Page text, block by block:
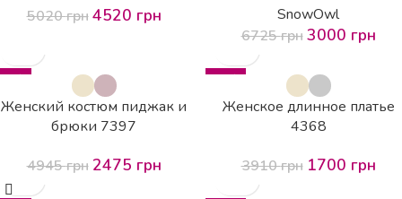
5020грн 4520 грн
SnowOwl
6725грн 3000 грн
-50%
Женский костюм пиджак и
брюки 7397
4945грн 2475 грн
-57%
Женское длинное платье
4368
3910грн 1700 грн